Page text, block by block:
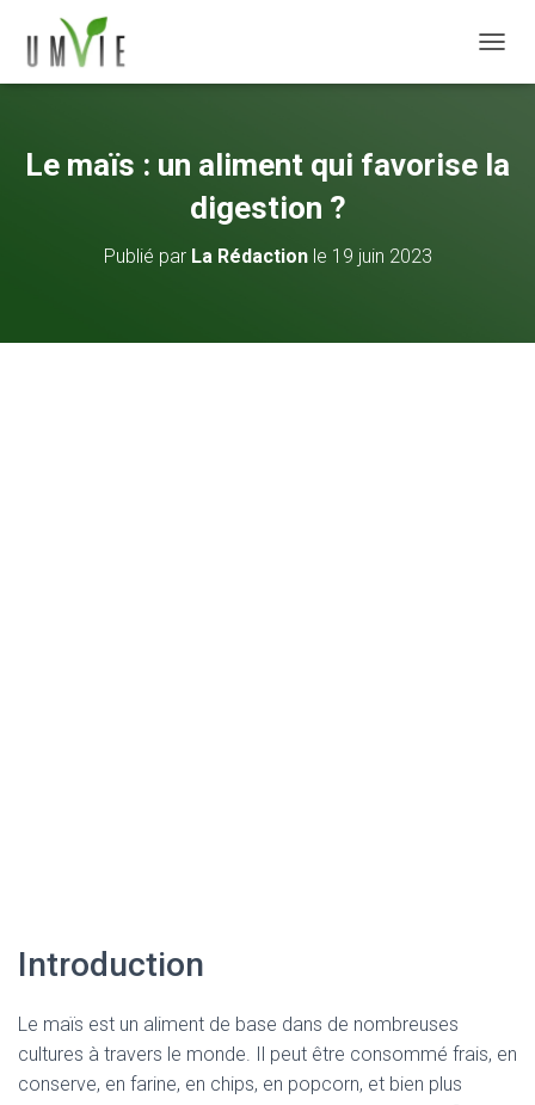
Le maïs : un aliment qui favorise la
digestion ?
Publié par La Rédactionle 19 juin 2023
Introduction
Le maïs est un aliment de base dans de nombreuses
cultures à travers le monde. Il peut être consommé frais, en
conserve, en farine, en chips, en popcorn, et bien plus